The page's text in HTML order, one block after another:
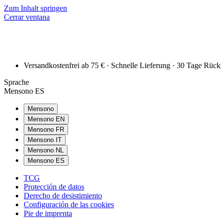
Zum Inhalt springen
Cerrar ventana
Versandkostenfrei ab 75 € · Schnelle Lieferung · 30 Tage
Sprache
Mensono ES
Mensono
Mensono EN
Mensono FR
Mensono IT
Mensono NL
Mensono ES
TCG
Protección de datos
Derecho de desistimiento
Configuración de las cookies
Pie de imprenta